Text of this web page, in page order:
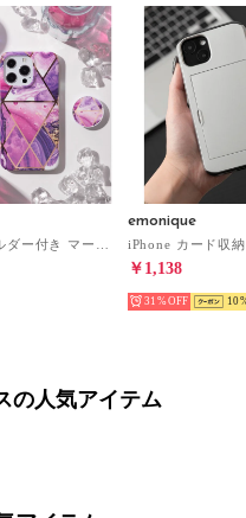
emonique
￥1,138
31% 10
の人気アイテム